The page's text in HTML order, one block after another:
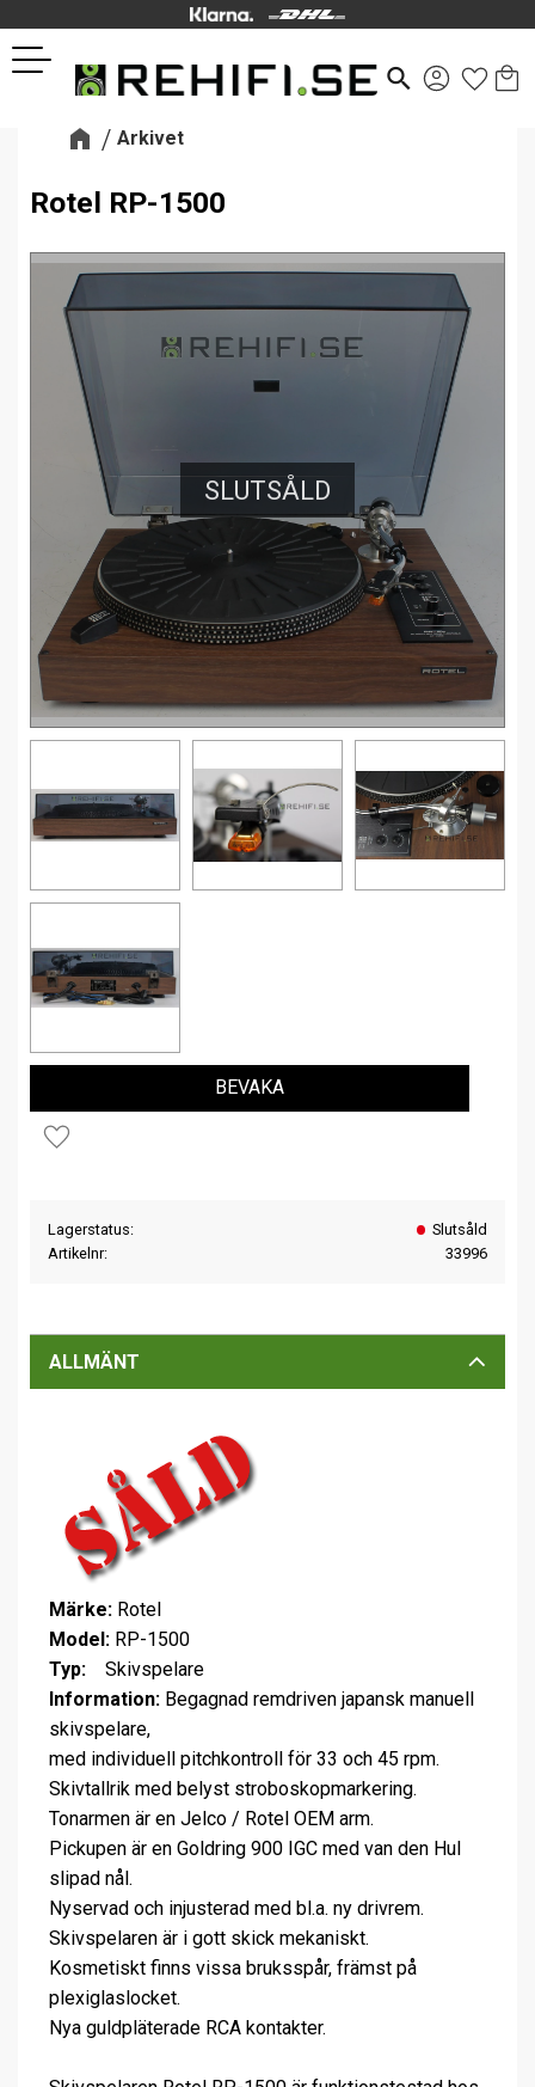
Meny
search
Arkivet
Rotel RP-1500
SLUTSÅLD
Lägg till i favoriter
BEVAKA
Lagerstatus
Slutsåld
Artikelnr
33996
ALLMÄNT
Märke: Rotel
Model: RP-1500
Typ: Skivspelare
Information: Begagnad remdriven japansk manuell
skivspelare,
med individuell pitchkontroll för 33 och 45 rpm.
Skivtallrik med belyst stroboskopmarkering.
Tonarmen är en Jelco / Rotel OEM arm.
Pickupen är en Goldring 900 IGC med van den Hul
slipad nål.
Nyservad och injusterad med bl.a. ny drivrem.
Skivspelaren är i gott skick mekaniskt.
Kosmetiskt finns vissa bruksspår, främst på
plexiglaslocket.
Nya guldpläterade RCA kontakter.